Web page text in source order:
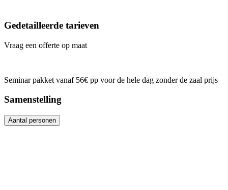
Gedetailleerde tarieven
Vraag een offerte op maat
Seminar pakket vanaf 56€ pp voor de hele dag zonder de zaal prijs
Samenstelling
Aantal personen